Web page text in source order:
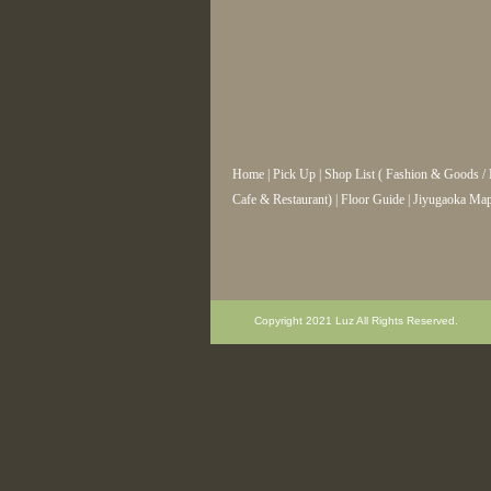
Home Pick Up Shop List ( Fashion & Goods /
Cafe & Restaurant) | Floor Guide Jiyugaoka
Copyright 2021 Luz All Rights Reserved.